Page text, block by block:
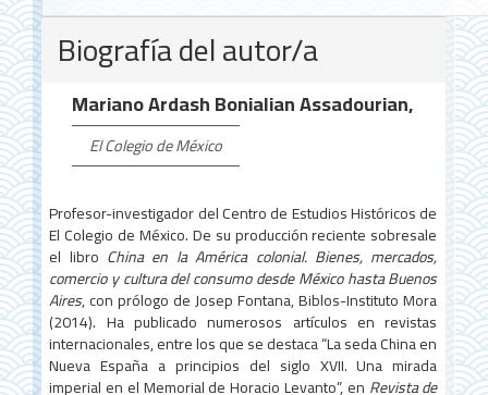
Detalles
del
artículo
Biografía del autor/a
Mariano Ardash Bonialian Assadourian,
El Colegio de México
Profesor-investigador del Centro de Estudios Históricos de
El Colegio de México. De su producción reciente sobresale
el libro China en la América colonial. Bienes, mercados,
comercio y cultura del consumo desde México hasta Buenos
Aires, con prólogo de Josep Fontana, Biblos-Instituto Mora
(2014). Ha publicado numerosos artículos en revistas
internacionales, entre los que se destaca “La seda China en
Nueva España a principios del siglo XVII. Una mirada
imperial en el Memorial de Horacio Levanto”, en Revista de